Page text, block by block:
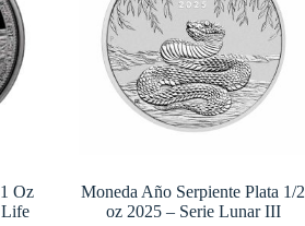
Oz
Life
Moneda Año Serpiente Plata 1/2
oz 2025 – Serie Lunar III